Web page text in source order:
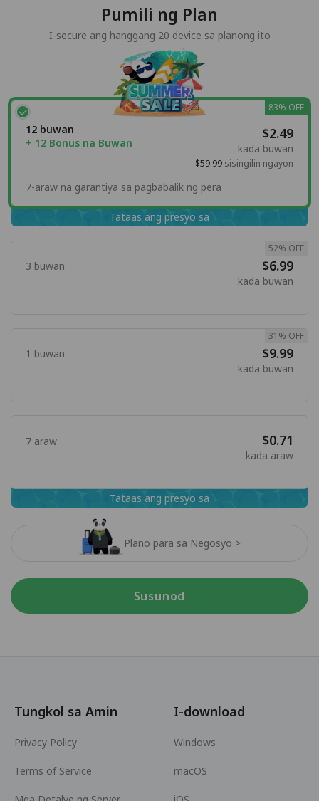
Pumili ng Plan
I-secure ang hanggang 20 device sa planong ito
Plano para sa Negosyo >
12 buwan
+ 12 Bonus na Buwan
$2.49
kada buwan
$59.99 sisingilin ngayon
83% OFF
7-araw na garantiya sa pagbabalik ng pera
Tataas ang presyo sa
3 buwan $6.99
kada buwan
52% OFF
1 buwan $9.99
kada buwan
31% OFF
7 araw $0.71
kada araw
Tataas ang presyo sa
Susunod
Tungkol sa Amin
Privacy Policy
Terms of Service
I-download
Windows
macOS